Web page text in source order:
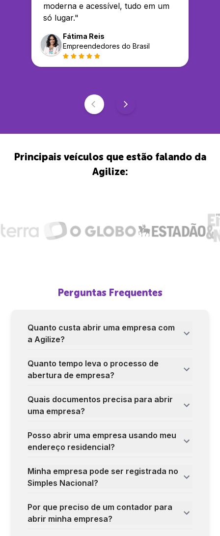
moderna e acessível, tudo em um
só lugar."
Fátima Reis
Empreendedores do Brasil
Principais veículos que estão falando da
Agilize:
Perguntas Frequentes
Quanto custa abrir uma empresa com
a Agilize?
Quanto tempo leva o processo de
abertura de empresa?
Quais documentos precisa para abrir
uma empresa?
Posso abrir uma empresa usando meu
endereço residencial?
Minha empresa pode ser registrada no
Simples Nacional?
Por que preciso de um contador para
abrir minha empresa?